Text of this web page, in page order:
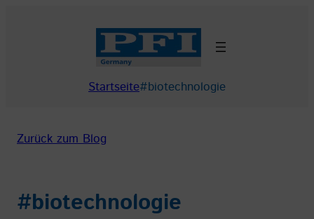
Startseite#biotechnologie
Zurück zum Blog
#biotechnologie